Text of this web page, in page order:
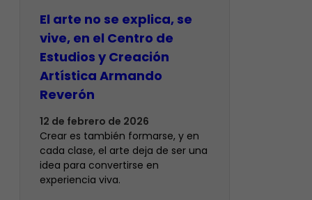
El arte no se explica, se
vive, en el Centro de
Estudios y Creación
Artística Armando
Reverón
12 de febrero de 2026
Crear es también formarse, y en
cada clase, el arte deja de ser una
idea para convertirse en
experiencia viva.